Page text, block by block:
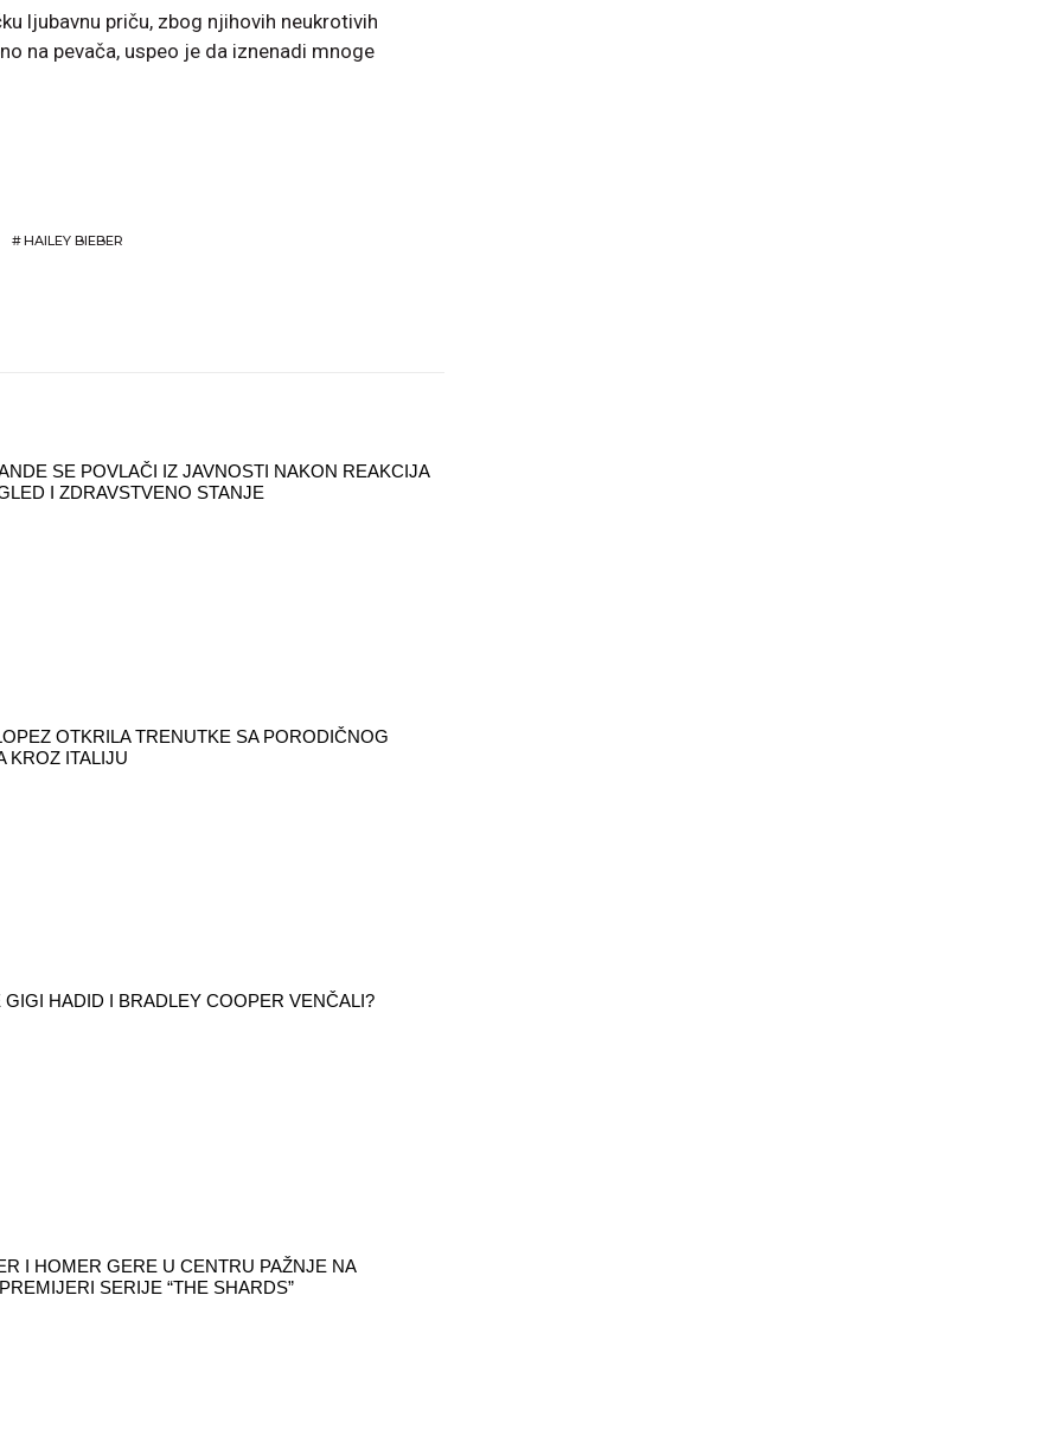
ljubavnu priču, zbog njihovih neukrotivih
na pevača, uspeo je da iznenadi mnoge
#HAILEY BIEBER
SE POVLAČI IZ JAVNOSTI NAKON REAKCIJA
I ZDRAVSTVENO STANJE
OTKRILA TRENUTKE SA PORODIČNOG
KROZ ITALIJU
GIGI HADID I BRADLEY COOPER VENČALI?
I HOMER GERE U CENTRU PAŽNJE NA
SERIJE “THE SHARDS”